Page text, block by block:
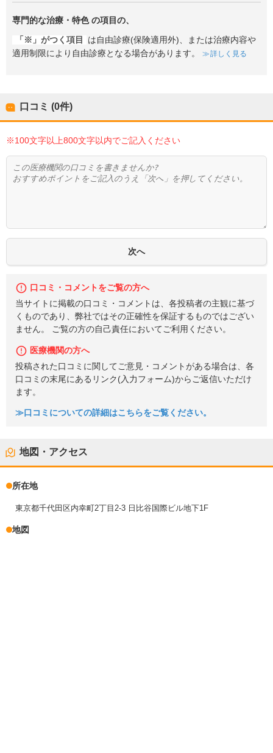
専門的な治療・特色の項目の、
「※」がつく項目
は自由診療(保険適用外)、または治療内容や
適用制限により自由診療となる場合があります。
詳しく見る
口コミ (0件)
※100文字以上800文字以内でご記入ください
口コミ・コメントをご覧の方へ
当サイトに掲載の口コミ・コメントは、各投稿者の主観に基づ
くものであり、弊社ではその正確性を保証するものではござい
ません。 ご覧の方の自己責任においてご利用ください。
医療機関の方へ
投稿された口コミに関してご意見・コメントがある場合は、各
口コミの末尾にあるリンク(入力フォーム)からご返信いただけ
ます。
≫口コミについての詳細はこちらをご覧ください。
地図・アクセス
所在地
東京都千代田区内幸町2丁目2-3 日比谷国際ビル地下1F
地図